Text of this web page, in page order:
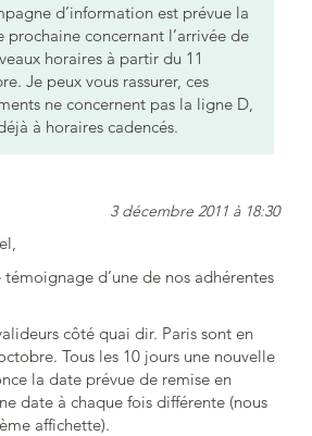
d’information est prévue la
prochaine concernant l’arrivée de
horaires à partir du 11
Je peux vous rassurer, ces
ne concernent pas la ligne D,
à horaires cadencés.
3 décembre 2011 à 18:30
d’une de nos adhérentes
côté quai dir. Paris sont en
Tous les 10 jours une nouvelle
la date prévue de remise en
date à chaque fois différente (nous
affichette).